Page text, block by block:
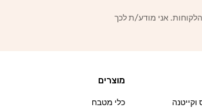
אני מודע/ת לכך
מוצרים
כלי מטבח